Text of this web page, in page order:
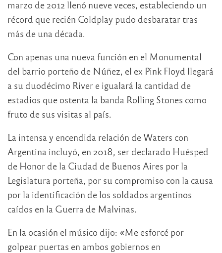
marzo de 2012 llenó nueve veces, estableciendo un
récord que recién Coldplay pudo desbaratar tras
más de una década.
Con apenas una nueva función en el Monumental
del barrio porteño de Núñez, el ex Pink Floyd llegará
a su duodécimo River e igualará la cantidad de
estadios que ostenta la banda Rolling Stones como
fruto de sus visitas al país.
La intensa y encendida relación de Waters con
Argentina incluyó, en 2018, ser declarado Huésped
de Honor de la Ciudad de Buenos Aires por la
Legislatura porteña, por su compromiso con la causa
por la identificación de los soldados argentinos
caídos en la Guerra de Malvinas.
En la ocasión el músico dijo: «Me esforcé por
golpear puertas en ambos gobiernos en